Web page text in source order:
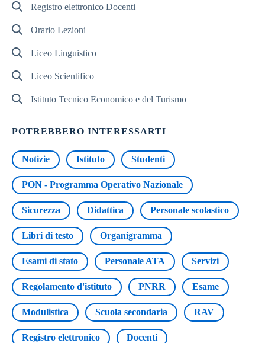
Registro elettronico Docenti
Orario Lezioni
Liceo Linguistico
Liceo Scientifico
Istituto Tecnico Economico e del Turismo
POTREBBERO INTERESSARTI
Notizie Istituto Studenti
PON - Programma Operativo Nazionale
Sicurezza Didattica Personale scolastico
Libri di testo Organigramma
Esami di stato Personale ATA Servizi
Regolamento d'istituto PNRR Esame
Modulistica Scuola secondaria RAV
Registro elettronico Docenti